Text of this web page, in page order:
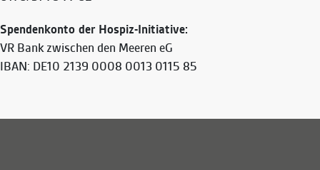
Spendenkonto der Hospiz-Initiative:
VR Bank zwischen den Meeren eG
IBAN: DE10 2139 0008 0013 0115 85